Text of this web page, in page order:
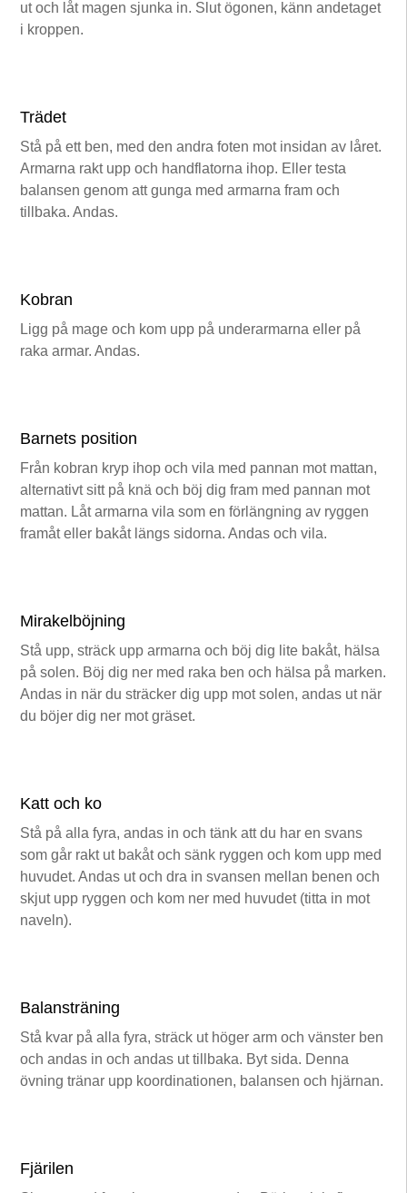
ut och låt magen sjunka in. Slut ögonen, känn andetaget
i kroppen.
Trädet
Stå på ett ben, med den andra foten mot insidan av låret.
Armarna rakt upp och handflatorna ihop. Eller testa
balansen genom att gunga med armarna fram och
tillbaka. Andas.
Kobran
Ligg på mage och kom upp på underarmarna eller på
raka armar. Andas.
Barnets position
Från kobran kryp ihop och vila med pannan mot mattan,
alternativt sitt på knä och böj dig fram med pannan mot
mattan. Låt armarna vila som en förlängning av ryggen
framåt eller bakåt längs sidorna. Andas och vila.
Mirakelböjning
Stå upp, sträck upp armarna och böj dig lite bakåt, hälsa
på solen. Böj dig ner med raka ben och hälsa på marken.
Andas in när du sträcker dig upp mot solen, andas ut när
du böjer dig ner mot gräset.
Katt och ko
Stå på alla fyra, andas in och tänk att du har en svans
som går rakt ut bakåt och sänk ryggen och kom upp med
huvudet. Andas ut och dra in svansen mellan benen och
skjut upp ryggen och kom ner med huvudet (titta in mot
naveln).
Balansträning
Stå kvar på alla fyra, sträck ut höger arm och vänster ben
och andas in och andas ut tillbaka. Byt sida. Denna
övning tränar upp koordinationen, balansen och hjärnan.
Fjärilen